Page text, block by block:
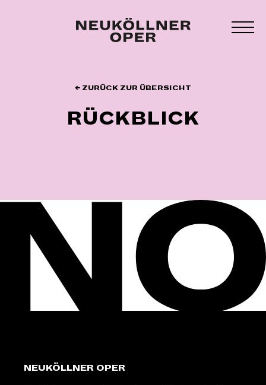
← ZURÜCK ZUR ÜBERSICHT
RÜCKBLICK
NEUKÖLLNER OPER